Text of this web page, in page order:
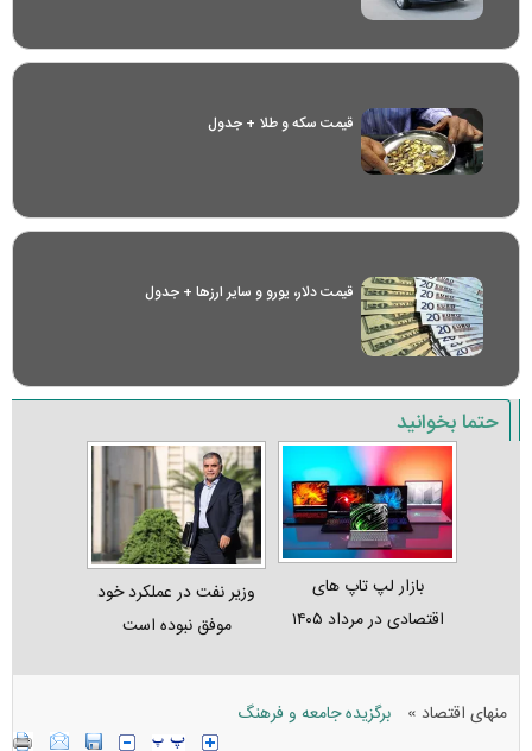
قیمت سکه و طلا + جدول
قیمت دلار، یورو و سایر ارز‌ها + جدول
حتما بخوانید
بازار لپ‌ تاپ‌ های
اقتصادی در مرداد ۱۴۰۵
وزیر نفت در عملکرد خود
موفق نبوده است
منهای اقتصاد » برگزیده جامعه و فرهنگ